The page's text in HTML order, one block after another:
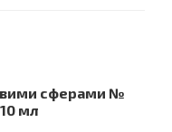
сферами №
мл